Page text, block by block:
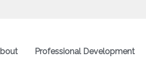
Professional Development